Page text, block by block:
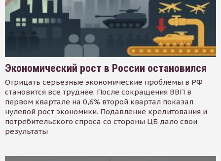
Экономический рост в России остановился
Отрицать серьезные экономические проблемы в РФ
становится все труднее. После сокращения ВВП в
первом квартале на 0,6% второй квартал показал
нулевой рост экономики. Подавление кредитования и
потребительского спроса со стороны ЦБ дало свои
результаты